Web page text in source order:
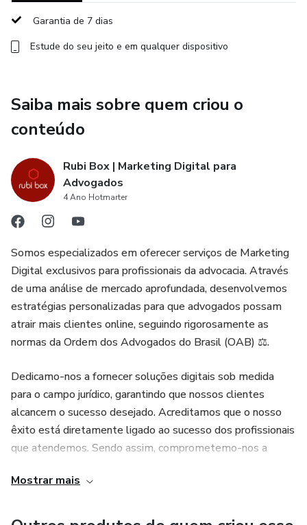
✅ 10 Modelos de Stories: Capte a atenção do seu público
✅ 5 Modelos de Cartões Virtuais Editáveis: Surpreenda
seus clientes!
Não perca tempo! Adquira agora mesmo nosso Box de
Postagens Jurídico e conquiste o reconhecimento que você
merece.
Garantia de 7 dias
Estude do seu jeito e em qualquer dispositivo
Saiba mais sobre quem criou o
conteúdo
Rubi Box | Marketing Digital para
Advogados
4 Ano Hotmarter
Somos especializados em oferecer serviços de Marketing
Digital exclusivos para profissionais da advocacia. Através
de uma análise de mercado aprofundada, desenvolvemos
estratégias personalizadas para que advogados possam
atrair mais clientes online, seguindo rigorosamente as
normas da Ordem dos Advogados do Brasil (OAB) ⚖️.
Dedicamo-nos a fornecer soluções digitais sob medida
para o campo jurídico, garantindo que nossos clientes
alcancem o sucesso desejado. Acreditamos que o nosso
êxito está diretamente ligado ao sucesso dos profissionais
que atendemos. Sendo assim, comprometemo-nos a
prontos para oferecer o suporte necessário! 😉
Mostrar mais